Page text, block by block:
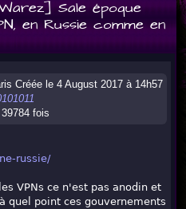
Sale époque
en Russie comme en
Créée le 4 August 2017 à 14h57
fois
russie/
VPNs ce n'est pas anodin et
quel point ces gouvernements